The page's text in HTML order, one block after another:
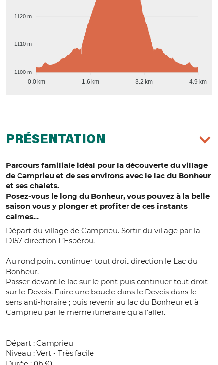
1120 m
1110 m
1100 m
0.0 km 1.6 km 3.2 km 4.9 km
PRÉSENTATION
Parcours familiale idéal pour la découverte du village
de Camprieu et de ses environs avec le lac du Bonheur
et ses chalets.
Posez-vous le long du Bonheur, vous pouvez à la belle
saison vous y plonger et profiter de ces instants
calmes...
Départ du village de Camprieu. Sortir du village par la
D157 direction L’Espérou.
Au rond point continuer tout droit direction le Lac du
Bonheur.
Passer devant le lac sur le pont puis continuer tout droit
sur le Devois. Faire une boucle dans le Devois dans le
sens anti-horaire ; puis revenir au lac du Bonheur et à
Camprieu par le même itinéraire qu’à l’aller.
Départ : Camprieu
Niveau : Vert - Très facile